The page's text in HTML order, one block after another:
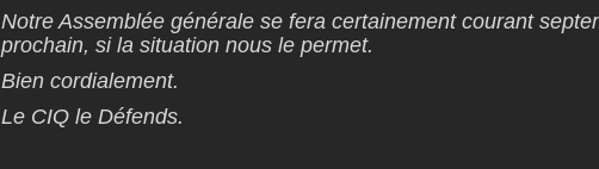
Notre Assemblée générale se fera certainement courant
prochain, si la situation nous le permet.
Bien cordialement.
Le CIQ le Défends.